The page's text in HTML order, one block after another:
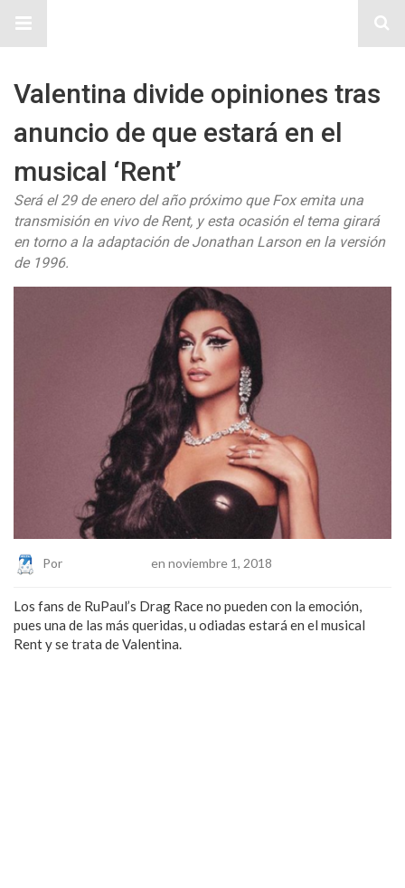
Valentina divide opiniones tras
anuncio de que estará en el
musical ‘Rent’
Será el 29 de enero del año próximo que Fox emita una
transmisión en vivo de Rent, y esta ocasión el tema girará
en torno a la adaptación de Jonathan Larson en la versión
de 1996.
Por en noviembre 1, 2018
Los fans de RuPaul’s Drag Race no pueden con la emoción,
pues una de las más queridas, u odiadas estará en el musical
Rent y se trata de Valentina.